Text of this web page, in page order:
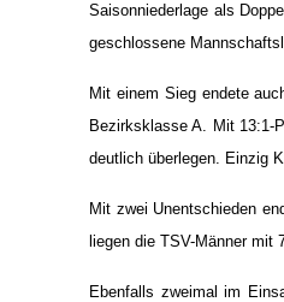
Saisonniederlage als
geschlossene
Mit einem Sieg endete
Bezirksklasse A. Mit 13:1-
deutlich überlegen. Einzig
Mit zwei Unentschieden
liegen die TSV-Männer mit
Ebenfalls zweimal im